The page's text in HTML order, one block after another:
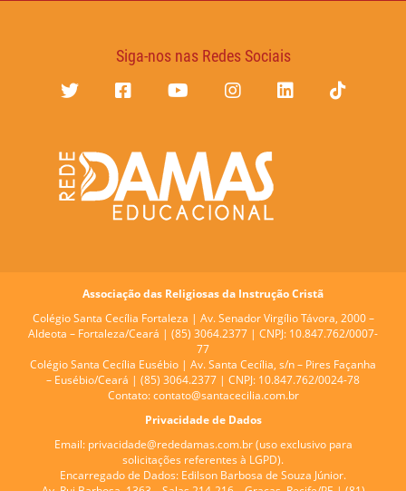
Siga-nos nas Redes Sociais
Associação das Religiosas da Instrução Cristã
Colégio Santa Cecília Fortaleza | Av. Senador Virgílio Távora, 2000 –
Aldeota – Fortaleza/Ceará | (85) 3064.2377 | CNPJ: 10.847.762/0007-
77
Colégio Santa Cecília Eusébio | Av. Santa Cecília, s/n – Pires Façanha
– Eusébio/Ceará | (85) 3064.2377 | CNPJ: 10.847.762/0024-78
Contato: contato@santacecilia.com.br
Privacidade de Dados
Email: privacidade@rededamas.com.br(uso exclusivo para
solicitações referentes à LGPD).
Encarregado de Dados: Edilson Barbosa de Souza Júnior.